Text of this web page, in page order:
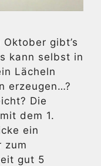
gibt’s
kann selbst in
Lächeln
erzeugen…?
Die
dem 1.
ein
zum
gut 5